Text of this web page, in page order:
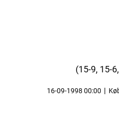
(15-9, 15-
16-09-1998 00:00